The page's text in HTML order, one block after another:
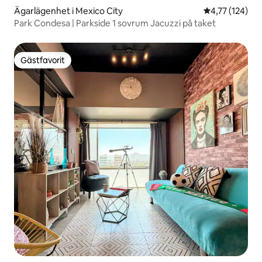
Ägarlägenhet i Mexico City 4,77 av 5 i
4,77 (124)
Park Condesa | Parkside 1 sovrum Jacuzzi på taket
Gästfavorit
Gästfavorit